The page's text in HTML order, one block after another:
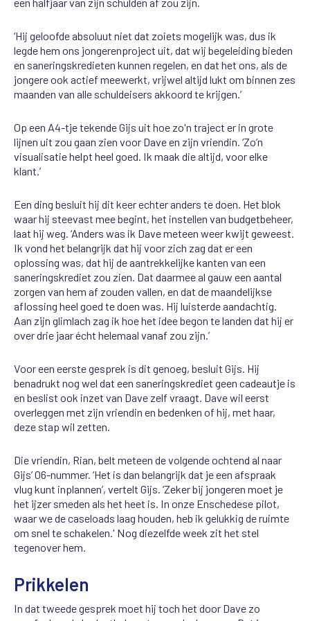
‘Hij geloofde absoluut niet dat zoiets mogelijk was, dus ik
legde hem ons jongerenproject uit, dat wij begeleiding bieden
en saneringskredieten kunnen regelen, en dat het ons, als de
jongere ook actief meewerkt, vrijwel altijd lukt om binnen zes
maanden van alle schuldeisers akkoord te krijgen.’
Op een A4-tje tekende Gijs uit hoe zo'n traject er in grote
lijnen uit zou gaan zien voor Dave en zijn vriendin. ‘Zo’n
visualisatie helpt heel goed. Ik maak die altijd, voor elke
klant.’
Een ding besluit hij dit keer echter anders te doen. Het blok
waar hij steevast mee begint, het instellen van budgetbeheer,
laat hij weg. ‘Anders was ik Dave meteen weer kwijt geweest.
Ik vond het belangrijk dat hij voor zich zag dat er een
oplossing was, dat hij de aantrekkelijke kanten van een
saneringskrediet zou zien. Dat daarmee al gauw een aantal
zorgen van hem af zouden vallen, en dat de maandelijkse
aflossing heel goed te doen was. Hij luisterde aandachtig.
Aan zijn glimlach zag ik hoe het idee begon te landen dat hij er
over drie jaar écht helemaal vanaf zou zijn.’
Voor een eerste gesprek is dit genoeg, besluit Gijs. Hij
benadrukt nog wel dat een saneringskrediet geen cadeautje is
en beslist ook inzet van Dave zelf vraagt. Dave wil eerst
overleggen met zijn vriendin en bedenken of hij, met haar,
deze stap wil zetten.
Die vriendin, Rian, belt meteen de volgende ochtend al naar
Gijs’ 06-nummer. ‘Het is dan belangrijk dat je een afspraak
vlug kunt inplannen’, vertelt Gijs. ‘Zeker bij jongeren moet je
het ijzer smeden als het heet is. In onze Enschedese pilot,
waar we de caseloads laag houden, heb ik gelukkig de ruimte
om snel te schakelen.' Nog diezelfde week zit het stel
tegenover hem.
Prikkelen
In dat tweede gesprek moet hij toch het door Dave zo